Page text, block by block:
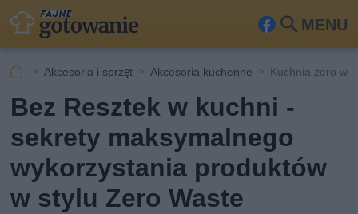
MENU
Fa
ook
Szu
kaj
Akcesoria i sprzęt Akcesoria kuchenne Kuchnia zero
Bez Resztek w kuchni -
sekrety maksymalnego
wykorzystania produktów
w stylu Zero Waste